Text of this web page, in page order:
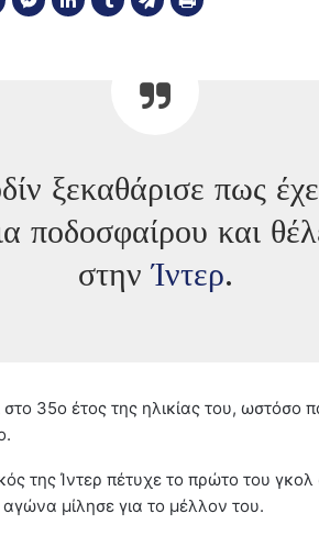
ξεκαθάρισε πως
ποδοσφαίρου και
στηνΊντερ.
στο 35ο έτος της ηλικίας του, ωστόσο
της Ίντερ πέτυχε το πρώτο του
μίλησε για το μέλλον του.